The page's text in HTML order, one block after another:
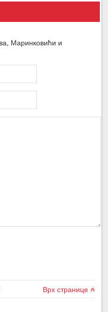
Маринковићи и
Врх странице